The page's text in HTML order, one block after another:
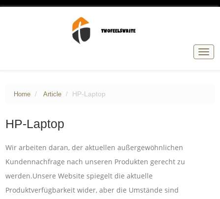
Home Article HP-Laptop
HP-Laptop
Wir arbeiten daran, der aktuellen außergewöhnlichen
Kundennachfrage nach unseren Produkten gerecht zu
werden.Unsere Website spiegelt die aktuelle
Produktverfügbarkeit wider, aber die Umstände sind